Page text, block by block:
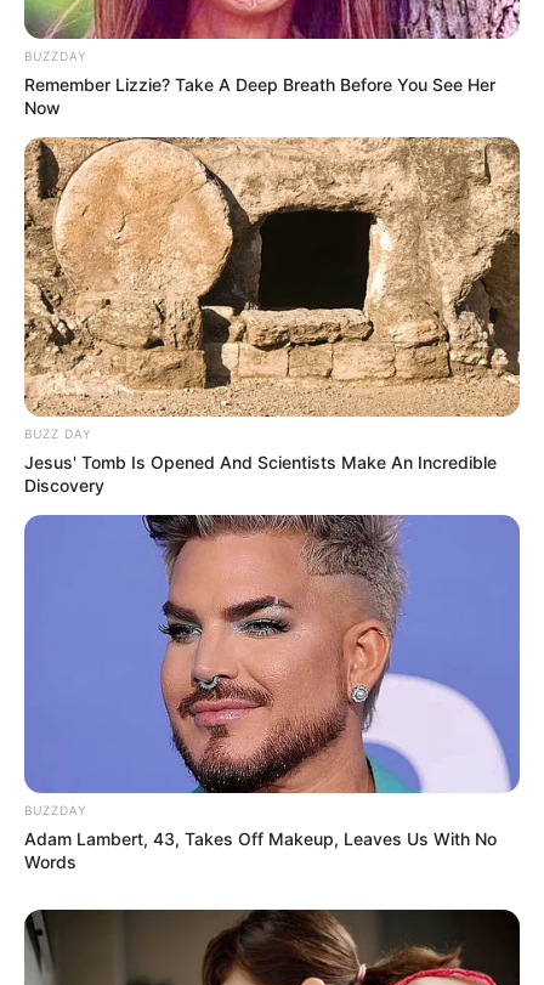
(foto: twitter/bellsdesign)
10. Orang-orang yang terlibat dalam tantangan ini
juga sangat suportif mendukung hasil kreasi yang
BUZZDAY
Remember Lizzie? Take A Deep Breath Before You See Her
Now
BUZZ DAY
Jesus' Tomb Is Opened And Scientists Make An Incredible
Discovery
BUZZDAY
Adam Lambert, 43, Takes Off Makeup, Leaves Us With No
Words